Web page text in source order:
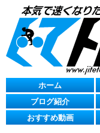
ホーム
ブログ紹介
おすすめ動画